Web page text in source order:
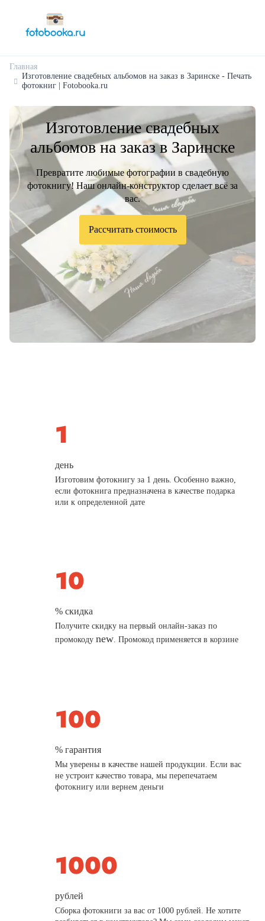
Главная
Изготовление свадебных альбомов на заказ в Заринске - Печать
фотокниг | Fotobooka.ru
Изготовление свадебных
альбомов на заказ в Заринске
Превратите любимые фотографии в свадебную
фотокнигу! Наш онлайн-конструктор сделает всё за
вас.
Рассчитать стоимость
день
Изготовим фотокнигу за 1 день. Особенно важно,
если фотокнига предназначена в качестве подарка
или к определенной дате
% скидка
Получите скидку на первый онлайн-заказ по
промокодуnew. Промокод применяется в корзине
% гарантия
Мы уверены в качестве нашей продукции. Если вас
не устроит качество товара, мы перепечатаем
фотокнигу или вернем деньги
рублей
Сборка фотокниги за вас от 1000 рублей. Не хотите